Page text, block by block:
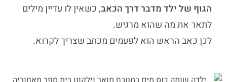
הגוף של ילד מדבר דרך הכאב, כשאין לו עדיין מילים
לתאר את מה שהוא מרגיש.
לכן כאב הראש הוא לפעמים מכתב שצריך לקרוא.